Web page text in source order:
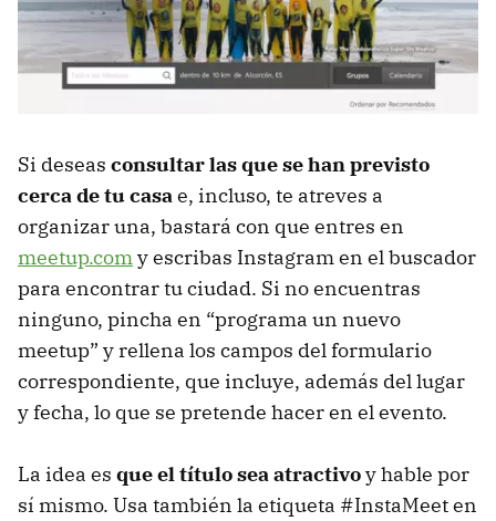
Si deseas consultar las que se han previsto
cerca de tu casae, incluso, te atreves a
organizar una, bastará con que entres en
meetup.comy escribas Instagram en el buscador
para encontrar tu ciudad. Si no encuentras
ninguno, pincha en “programa un nuevo
meetup” y rellena los campos del formulario
correspondiente, que incluye, además del lugar
y fecha, lo que se pretende hacer en el evento.
La idea es que el título sea atractivoy hable por
sí mismo. Usa también la etiqueta #InstaMeet en